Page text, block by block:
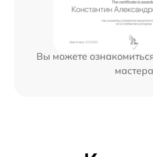
Вы можете
мастера